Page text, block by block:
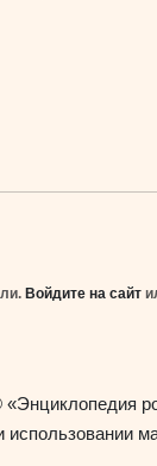
Войдите на сайт
«Энциклопедия